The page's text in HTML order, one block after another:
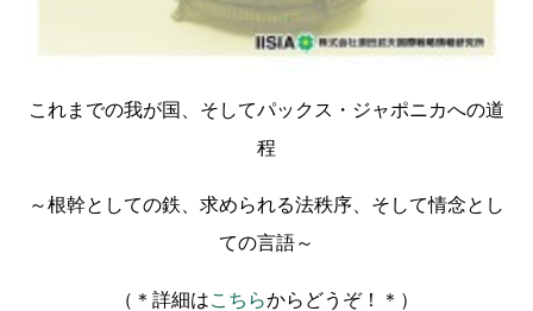
これまでの我が国、そしてパックス・ジャポニカへの道
程
～根幹としての鉄、求められる法秩序、そして情念とし
ての言語～
（＊詳細はこちらからどうぞ！＊）